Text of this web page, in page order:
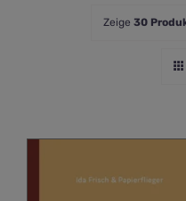
Zeige 30